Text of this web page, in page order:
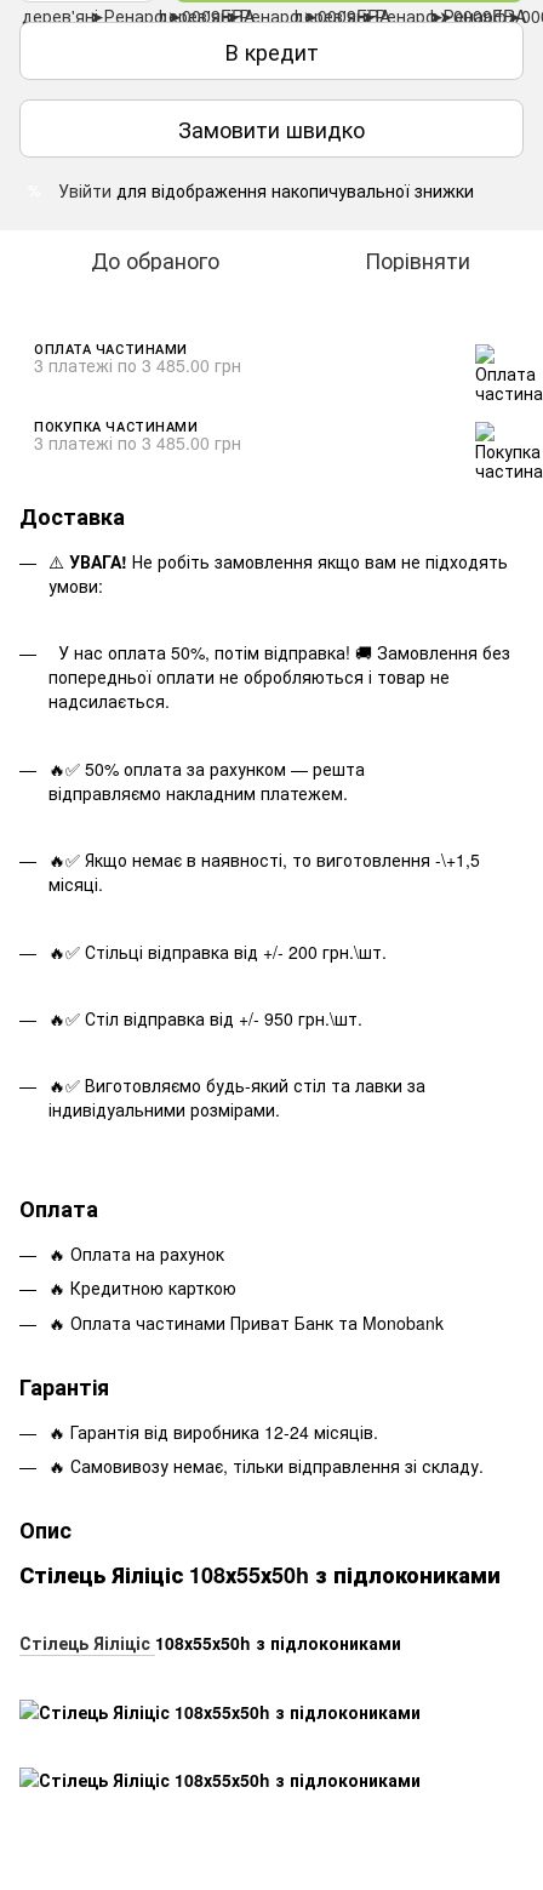
В кредит
Замовити швидко
Увійти для відображення накопичувальної знижки
До обраного Порівняти
ОПЛАТА ЧАСТИНАМИ
3 платежі по 3 485.00 грн
ПОКУПКА ЧАСТИНАМИ
3 платежі по 3 485.00 грн
Доставка
⚠️ УВАГА! Не робіть замовлення якщо вам не підходять
умови:
У нас оплата 50%, потім відправка! 🚚 Замовлення без
попередньої оплати не обробляються і товар не
надсилається.
🔥✅ 50% оплата за рахунком — решта
відправляємо накладним платежем.
🔥✅ Якщо немає в наявності, то виготовлення -\+1,5
місяці.
🔥✅ Стільці відправка від +/- 200 грн.\шт.
🔥✅ Стіл відправка від +/- 950 грн.\шт.
🔥✅ Виготовляємо будь-який стіл та лавки за
індивідуальними розмірами.
Оплата
🔥 Оплата на рахунок
🔥 Кредитною карткою
🔥 Оплата частинами Приват Банк та Monobank
Гарантія
🔥 Гарантія від виробника 12-24 місяців.
🔥 Самовивозу немає, тільки відправлення зі складу.
Опис
Стілець Яіліціс 108х55х50h з підлокониками
Стілець Яіліціс 108х55х50h з підлокониками